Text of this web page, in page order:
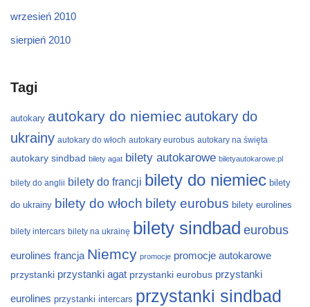
wrzesień 2010
sierpień 2010
Tagi
autokary autokary do niemiec autokary do
ukrainy autokary do włoch autokary eurobus autokary na święta
autokary sindbad bilety agat bilety autokarowe biletyautokarowe.pl
bilety do anglii bilety do francji bilety do niemiec bilety
do ukrainy bilety do włoch bilety eurobus bilety eurolines
bilety intercars bilety na ukrainę bilety sindbad eurobus
eurolines francja Niemcy promocje promocje autokarowe
przystanki przystanki agat przystanki eurobus przystanki
eurolines przystanki intercars przystanki sindbad